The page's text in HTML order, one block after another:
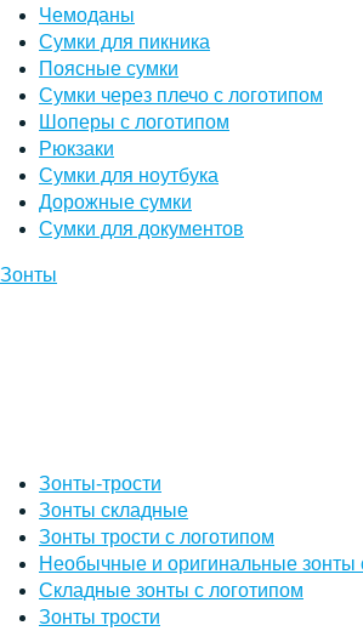
Чемоданы
Сумки для пикника
Поясные сумки
Сумки через плечо с логотипом
Шоперы с логотипом
Рюкзаки
Сумки для ноутбука
Дорожные сумки
Сумки для документов
Зонты
Зонты-трости
Зонты складные
Зонты трости с логотипом
Необычные и оригинальные зонты
Складные зонты с логотипом
Зонты трости